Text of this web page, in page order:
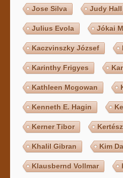
Jose Silva Judy Hall
Julius Evola Jókai
Kaczvinszky József
Karinthy Frigyes
Kathleen Mcgowan
Kenneth E. Hagin
Kerner Tibor
Khalil Gibran Kim
Klausbernd Vollmar